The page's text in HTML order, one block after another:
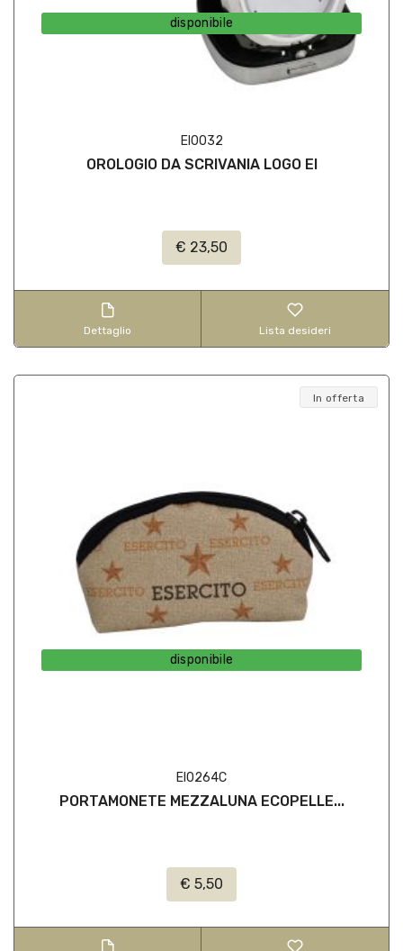
disponibile
EI0032
OROLOGIO DA SCRIVANIA LOGO EI
€ 23,50
Dettaglio Lista desideri
In offerta
disponibile
EI0264C
PORTAMONETE MEZZALUNA ECOPELLE...
€ 5,50